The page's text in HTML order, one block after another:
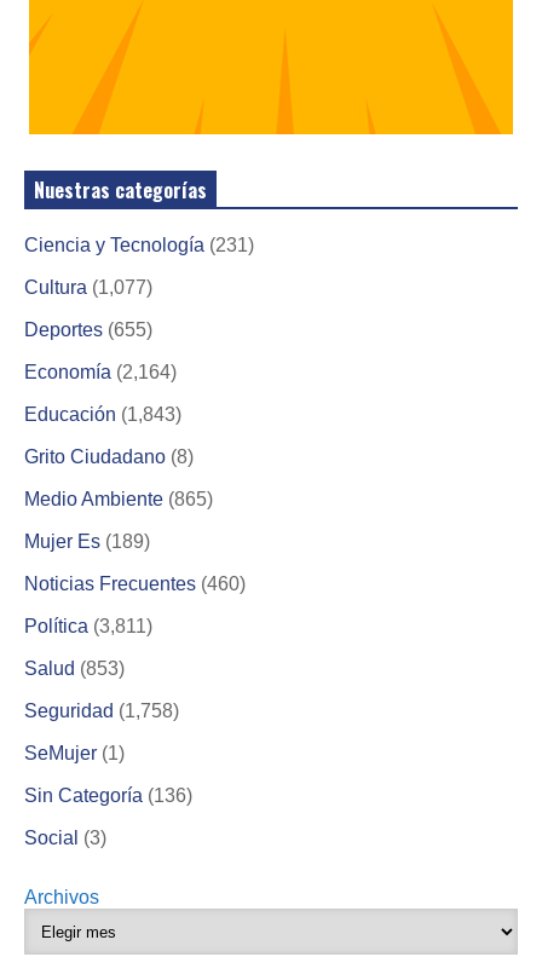
Nuestras categorías
Ciencia y Tecnología (231)
Cultura (1,077)
Deportes (655)
Economía (2,164)
Educación (1,843)
Grito Ciudadano (8)
Medio Ambiente (865)
Mujer Es (189)
Noticias Frecuentes (460)
Política (3,811)
Salud (853)
Seguridad (1,758)
SeMujer (1)
Sin Categoría (136)
Social (3)
Archivos